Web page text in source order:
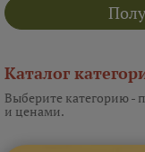
Каталог
Выберите категорию -
и ценами.